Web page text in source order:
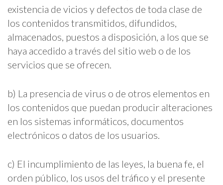
existencia de vicios y defectos de toda clase de
los contenidos transmitidos, difundidos,
almacenados, puestos a disposición, a los que se
haya accedido a través del sitio web o de los
servicios que se ofrecen.
b) La presencia de virus o de otros elementos en
los contenidos que puedan producir alteraciones
en los sistemas informáticos, documentos
electrónicos o datos de los usuarios.
c) El incumplimiento de las leyes, la buena fe, el
orden público, los usos del tráfico y el presente